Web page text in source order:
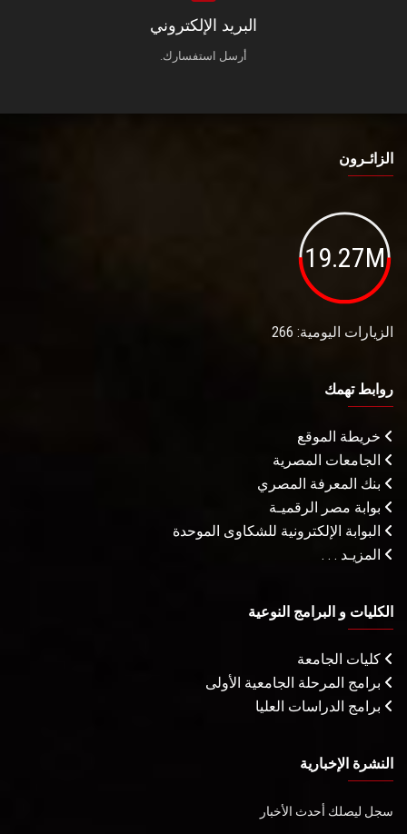
البريد الإلكتروني
أرسل استفسارك.
الزائـرون
19.27M
الزيارات اليومية: 266
روابط تهمك
خريطة الموقع
الجامعات المصرية
بنك المعرفة المصري
بوابة مصر الرقميـة
البوابة الإلكترونية للشكاوى الموحدة
المزيـد . . .
الكليات و البرامج النوعية
كليات الجامعة
برامج المرحلة الجامعية الأولى
برامج الدراسات العليا
النشرة الإخبارية
سجل ليصلك أحدث الأخبار